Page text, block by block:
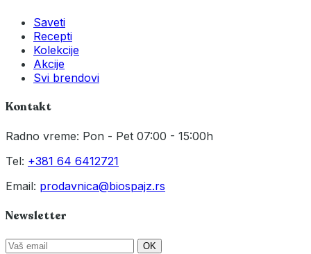
Saveti
Recepti
Kolekcije
Akcije
Svi brendovi
Kontakt
Radno vreme: Pon - Pet 07:00 - 15:00h
Tel: +381 64 6412721
Email: prodavnica@biospajz.rs
Newsletter
OK